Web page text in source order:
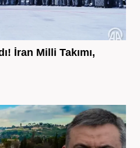
İran Milli Takımı,